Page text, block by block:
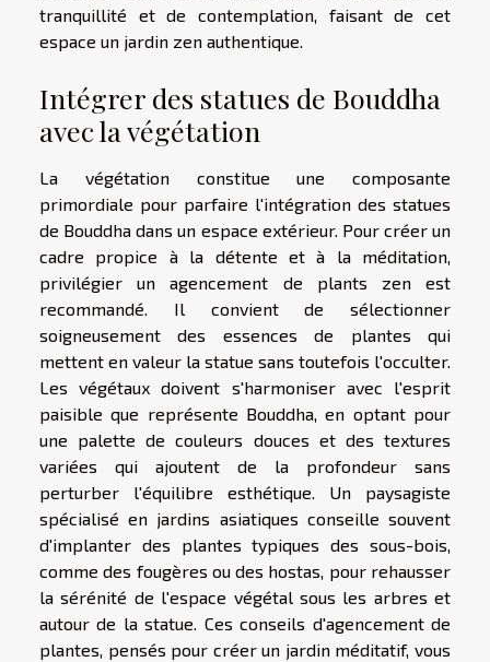
tranquillité et de contemplation, faisant de cet
espace un jardin zen authentique.
Intégrer des statues de Bouddha
avec la végétation
La végétation constitue une composante
primordiale pour parfaire l'intégration des statues
de Bouddha dans un espace extérieur. Pour créer un
cadre propice à la détente et à la méditation,
privilégier un agencement de plants zen est
recommandé. Il convient de sélectionner
soigneusement des essences de plantes qui
mettent en valeur la statue sans toutefois l'occulter.
Les végétaux doivent s'harmoniser avec l'esprit
paisible que représente Bouddha, en optant pour
une palette de couleurs douces et des textures
variées qui ajoutent de la profondeur sans
perturber l'équilibre esthétique. Un paysagiste
spécialisé en jardins asiatiques conseille souvent
d'implanter des plantes typiques des sous-bois,
comme des fougères ou des hostas, pour rehausser
la sérénité de l'espace végétal sous les arbres et
autour de la statue. Ces conseils d'agencement de
plantes, pensés pour créer un jardin méditatif, vous